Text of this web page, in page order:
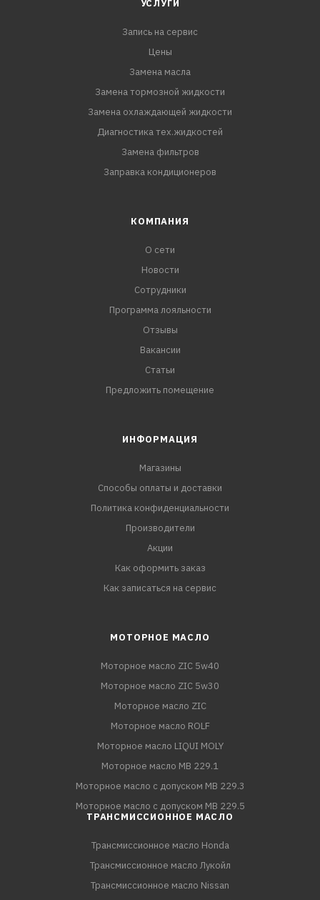
УСЛУГИ
Запись на сервис
Цены
Замена масла
Замена тормозной жидкости
Замена охлаждающей жидкости
Диагностика тех.жидкостей
Замена фильтров
Заправка кондиционеров
КОМПАНИЯ
О сети
Новости
Сотрудники
Программа лояльности
Отзывы
Вакансии
Статьи
Предложить помещение
ИНФОРМАЦИЯ
Магазины
Способы оплаты и доставки
Политика конфиденциальности
Производители
Акции
Как оформить заказ
Как записаться на сервис
МОТОРНОЕ МАСЛО
Моторное масло ZIC 5w40
Моторное масло ZIC 5w30
Моторное масло ZIC
Моторное масло ROLF
Моторное масло LIQUI MOLY
Моторное масло MB 229.1
Моторное масло с допуском MB 229.3
Моторное масло с допуском MB 229.5
ТРАНСМИССИОННОЕ МАСЛО
Трансмиссионное масло Honda
Трансмиссионное масло Лукойл
Трансмиссионное масло Nissan